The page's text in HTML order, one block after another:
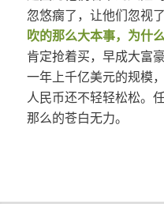
忽悠瘸了，让他们忽视了
吹的那么大本事，为什
肯定抢着买，早成大富
一年上千亿美元的规模
人民币还不轻轻松松。
那么的苍白无力。